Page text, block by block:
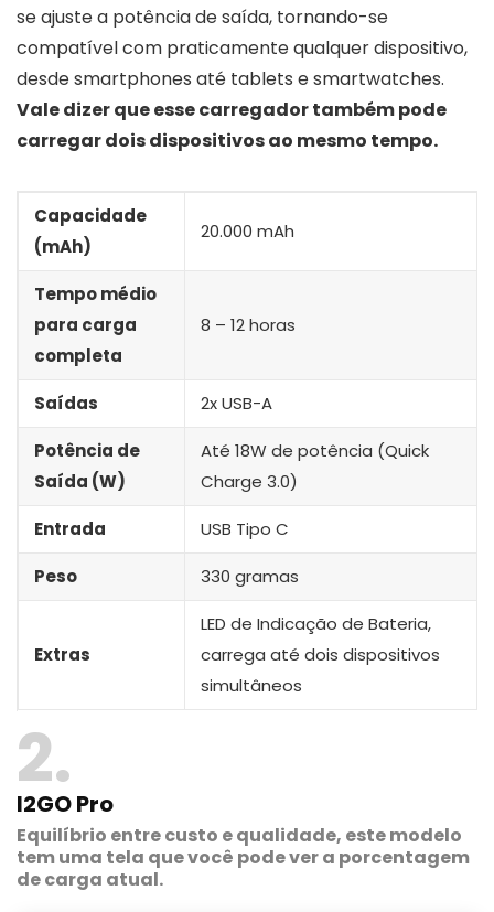
se ajuste a potência de saída, tornando-se
compatível com praticamente qualquer dispositivo,
desde smartphones até tablets e smartwatches.
Vale dizer que esse carregador também pode
carregar dois dispositivos ao mesmo tempo.
Capacidade
(mAh)
20.000 mAh
Tempo médio
para carga
completa
8 – 12 horas
Saídas 2x USB-A
Potência de
Saída (W)
Até 18W de potência (Quick
Charge 3.0)
Entrada USB Tipo C
Peso 330 gramas
Extras
LED de Indicação de Bateria,
carrega até dois dispositivos
simultâneos
2
I2GO Pro
Equilíbrio entre custo e qualidade, este modelo
tem uma tela que você pode ver a porcentagem
de carga atual.